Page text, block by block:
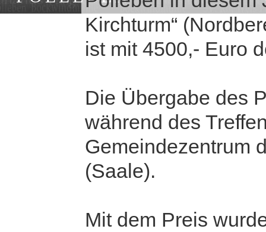
Kirchturm“
ist mit 4500,- Euro
Die Übergabe des
während des
Gemeindezentrum
(Saale).
Mit dem Preis